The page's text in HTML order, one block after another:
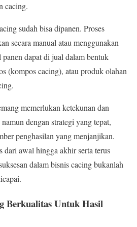
cacing.
sudah bisa dipanen. Proses
secara manual atau menggunakan
dapat di jual dalam bentuk
(kompos cacing), atau produk olahan
memerlukan ketekunan dan
dengan strategi yang tepat,
penghasilan yang menjanjikan.
dari awal hingga akhir serta terus
dalam bisnis cacing bukanlah
Berkualitas Untuk Hasil